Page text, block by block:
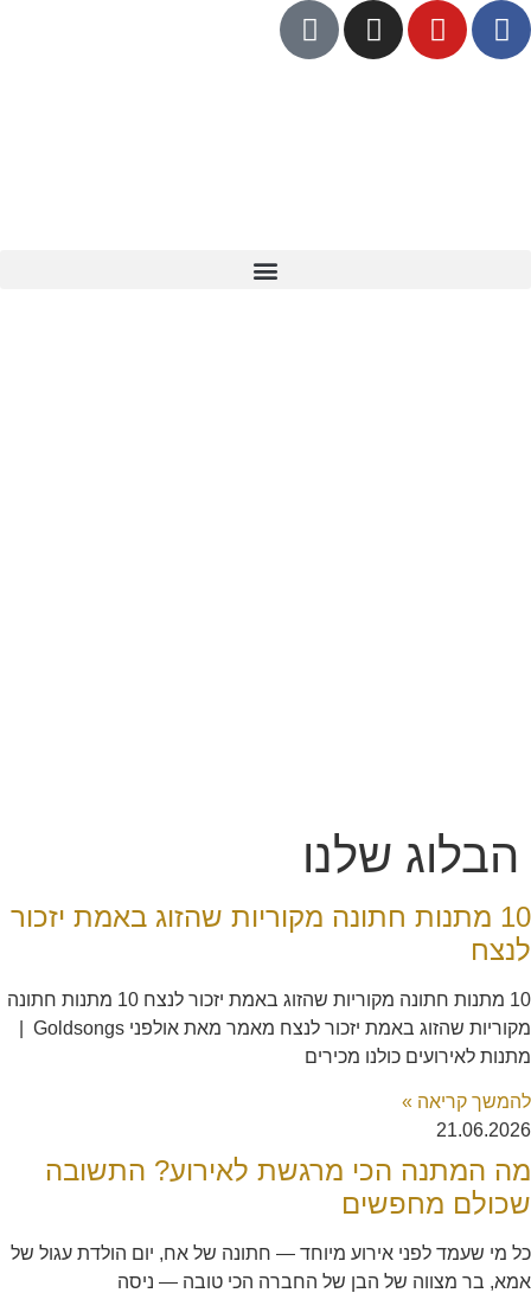
הבלוג שלנו
10 מתנות חתונה מקוריות שהזוג באמת יזכור
לנצח
10 מתנות חתונה מקוריות שהזוג באמת יזכור לנצח 10 מתנות חתונה
מתנות לאירועים כולנו מכירים
להמשך קריאה »
21.06.2026
מה המתנה הכי מרגשת לאירוע? התשובה
שכולם מחפשים
כל מי שעמד לפני אירוע מיוחד — חתונה של אח, יום הולדת עגול של
אמא, בר מצווה של הבן של החברה הכי טובה — ניסה